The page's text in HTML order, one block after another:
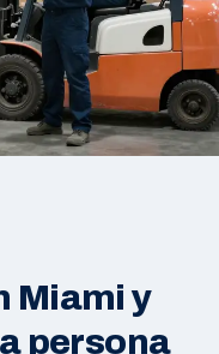
Miami y
persona